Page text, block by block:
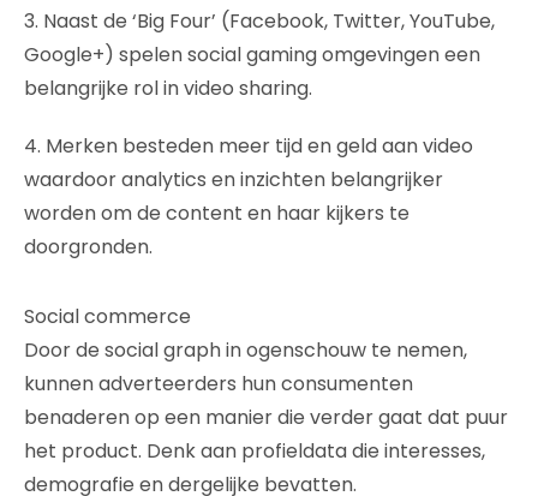
3. Naast de ‘Big Four’ (Facebook, Twitter, YouTube,
Google+) spelen social gaming omgevingen een
belangrijke rol in video sharing.
4. Merken besteden meer tijd en geld aan video
waardoor analytics en inzichten belangrijker
worden om de content en haar kijkers te
doorgronden.
Social commerce
Door de social graph in ogenschouw te nemen,
kunnen adverteerders hun consumenten
benaderen op een manier die verder gaat dat puur
het product. Denk aan profieldata die interesses,
demografie en dergelijke bevatten.